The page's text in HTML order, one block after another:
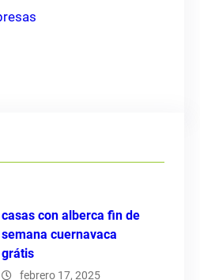
casas con alberca fin de
semana cuernavaca
grátis
febrero 17, 2025